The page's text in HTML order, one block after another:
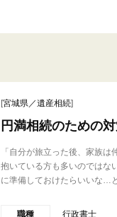
[宮城県／遺産相続]
円満相続のための
「自分が旅立った後、家族
抱いている方も多いのではな
に準備しておけたらいいな…と
職種 行政書士